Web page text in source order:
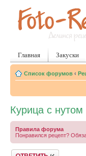
Главная Закуски
Список форумов ‹
Курица с нутом
Правила форума
Понравился рецепт?
Ответить